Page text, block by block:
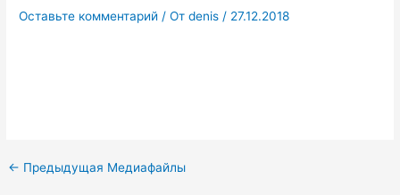
Оставьте комментарий / Отdenis/ 27.12.2018
← Предыдущая Медиафайлы